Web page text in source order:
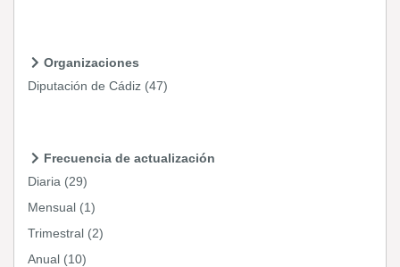
Organizaciones
Diputación de Cádiz (47)
Frecuencia de actualización
Diaria (29)
Mensual (1)
Trimestral (2)
Anual (10)